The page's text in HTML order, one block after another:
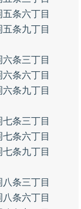
五条六丁目
五条九丁目
六条三丁目
六条六丁目
六条九丁目
七条三丁目
七条六丁目
七条九丁目
八条三丁目
八条六丁目